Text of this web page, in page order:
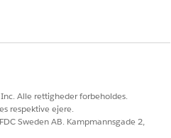
vi kan forbedre os!
Alle rettigheder forbeholdes.
respektive ejere.
Sweden AB. Kampmannsgade 2,